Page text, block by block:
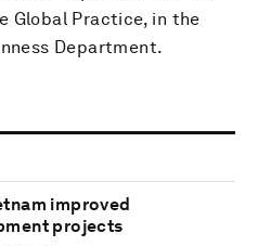
Global Practice, in the
Department.
improved
projects